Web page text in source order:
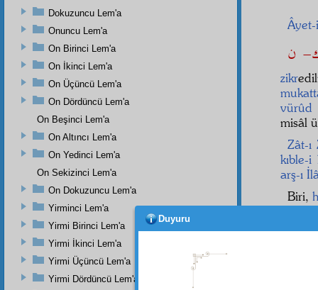
zikr
vürûd
misâl
Zât-ı
kıble-i
arş-ı
Biri,
Dokuzuncu Lem'a
Onuncu Lem'a
On Birinci Lem'a
On İkinci Lem'a
On Üçüncü Lem'a
On Dördüncü Lem'a
On Beşinci Lem'a
On Altıncı Lem'a
On Yedinci Lem'a
On Sekizinci Lem'a
On Dokuzuncu Lem'a
Yirminci Lem'a
Yirmi Birinci Lem'a
Yirmi İkinci Lem'a
Yirmi Üçüncü Lem'a
Yirmi Dördüncü Lem'a
Duyuru